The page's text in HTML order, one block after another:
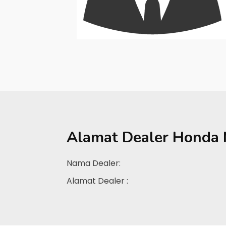
Alamat Dealer Honda
Nama Dealer:
Alamat Dealer :